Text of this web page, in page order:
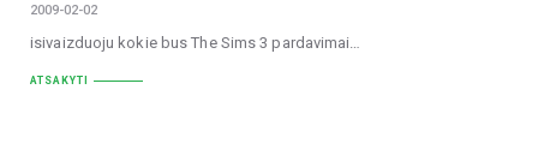
2009-02-02
isivaizduoju kokie bus The Sims 3 pardavimai…
ATSAKYTI